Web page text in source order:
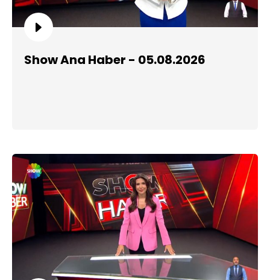
Show Ana Haber - 05.08.2026